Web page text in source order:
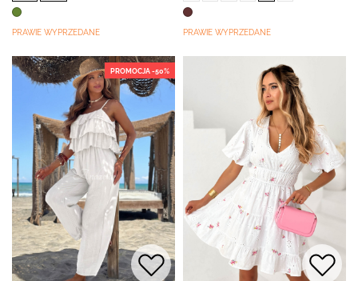
PRAWIE WYPRZEDANE PRAWIE WYPRZEDANE
PROMOCJA -50%